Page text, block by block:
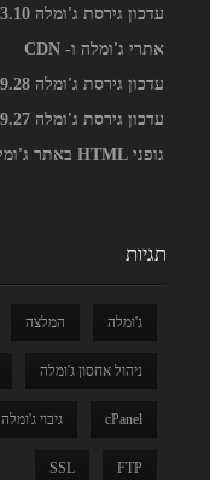
עדכון גירסת ג'ומלה 3.10 - גשר לגירסה 4.0
אתרי ג'ומלה ו- CDN
עדכון גירסת ג'ומלה 3.9.28
עדכון גירסת ג'ומלה 3.9.27
גופני HTML באתר ג'ומלה
תגיות
ג'ומלה המלצה
ניהול אחסון ג'ומלה
cPanel גיבוי ג'ומלה
FTP
SSL